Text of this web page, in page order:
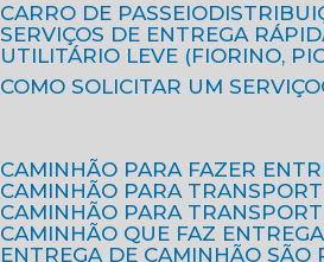
CARRO DE PASSEIO
SERVIÇOS DE ENTREGA
UTILITÁRIO LEVE (FIORINO,
COMO SOLICITAR UM SERVIÇO
CAMINHÃO PARA FAZER
CAMINHÃO PARA
CAMINHÃO PARA
CAMINHÃO QUE FAZ
ENTREGA DE CAMINHÃO SÃO